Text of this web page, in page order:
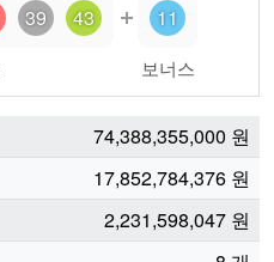
39 43
보너스
11
74,388,355,000 원
17,852,784,376 원
2,231,598,047 원